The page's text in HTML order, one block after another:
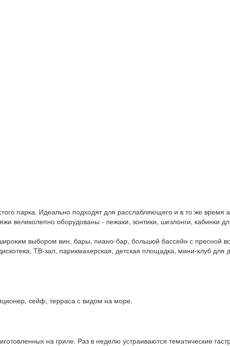
парка. Идеально подходят для расслабляющего и в то же время
великолепно оборудованы - лежаки, зонтики, шезлонги, кабинки
выбором вин, бары, пиано-бар, большой бассейн с пресной
ТВ-зал, парикмахерская, детская площадка, мини-клуб для
сейф, терраса с видом на море.
на гриле. Раз в неделю устраиваются тематические